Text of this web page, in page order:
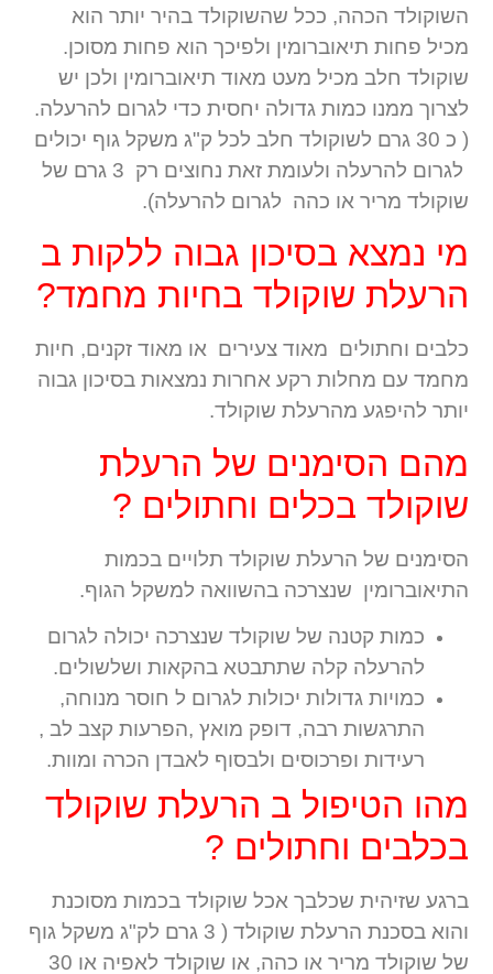
השוקולד הכהה, ככל שהשוקולד בהיר יותר הוא
מכיל פחות תיאוברומין ולפיכך הוא פחות מסוכן.
שוקולד חלב מכיל מעט מאוד תיאוברומין ולכן יש
לצרוך ממנו כמות גדולה יחסית כדי לגרום להרעלה.
( כ 30 גרם לשוקולד חלב לכל ק"ג משקל גוף יכולים
לגרום להרעלה ולעומת זאת נחוצים רק 3 גרם של
שוקולד מריר או כהה לגרום להרעלה).
מי נמצא בסיכון גבוה ללקות ב
הרעלת שוקולד בחיות מחמד?
כלבים וחתולים מאוד צעירים או מאוד זקנים, חיות
מחמד עם מחלות רקע אחרות נמצאות בסיכון גבוה
יותר להיפגע מהרעלת שוקולד.
מהם הסימנים של הרעלת
שוקולד בכלים וחתולים ?
הסימנים של הרעלת שוקולד תלויים בכמות
התיאוברומין שנצרכה בהשוואה למשקל הגוף.
כמות קטנה של שוקולד שנצרכה יכולה לגרום
להרעלה קלה שתתבטא בהקאות ושלשולים.
כמויות גדולות יכולות לגרום ל חוסר מנוחה,
התרגשות רבה, דופק מואץ ,הפרעות קצב לב ,
רעידות ופרכוסים ולבסוף לאבדן הכרה ומוות.
מהו הטיפול ב הרעלת שוקולד
בכלבים וחתולים ?
ברגע שזיהית שכלבך אכל שוקולד בכמות מסוכנת
והוא בסכנת הרעלת שוקולד ( 3 גרם לק"ג משקל גוף
של שוקולד מריר או כהה, או שוקולד לאפיה או 30